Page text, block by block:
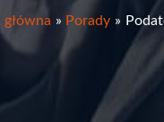
Porady